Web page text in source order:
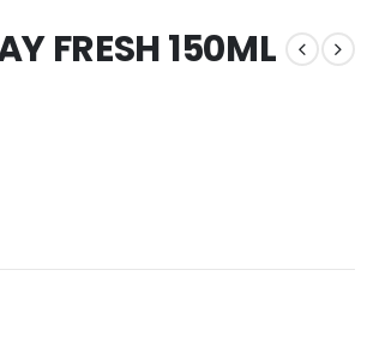
FRESH 150ML